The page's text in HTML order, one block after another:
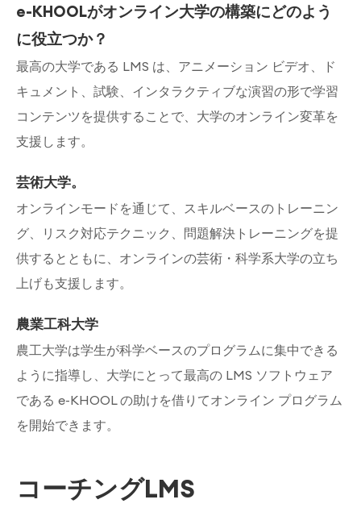
e-KHOOLがオンライン大学の構築にどのよう
に役立つか？
最高の大学である LMS は、アニメーション ビデオ、ド
キュメント、試験、インタラクティブな演習の形で学習
コンテンツを提供することで、大学のオンライン変革を
支援します。
芸術大学。
オンラインモードを通じて、スキルベースのトレーニン
グ、リスク対応テクニック、問題解決トレーニングを提
供するとともに、オンラインの芸術・科学系大学の立ち
上げも支援します。
農業工科大学
農工大学は学生が科学ベースのプログラムに集中できる
ように指導し、大学にとって最高の LMS ソフトウェア
である e-KHOOL の助けを借りてオンライン プログラム
を開始できます。
コーチングLMS